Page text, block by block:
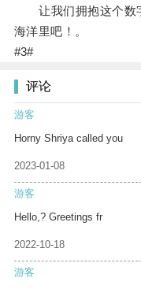
让我们拥抱这个数
海洋里吧！。
#3#
评论
游客
Horny Shriya called you
2023-01-08
游客
Hello,? Greetings fr
2022-10-18
游客